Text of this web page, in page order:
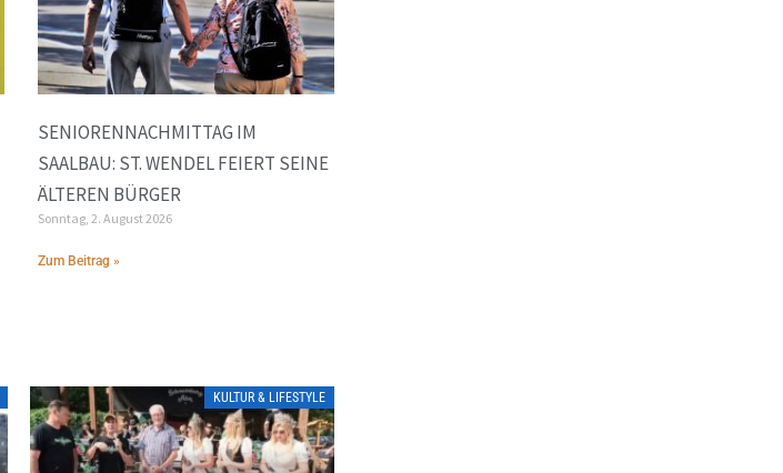
SENIORENNACHMITTAG IM
SAALBAU: ST. WENDEL FEIERT SEINE
ÄLTEREN BÜRGER
Sonntag, 2. August 2026
Zum Beitrag »
KULTUR & LIFESTYLE